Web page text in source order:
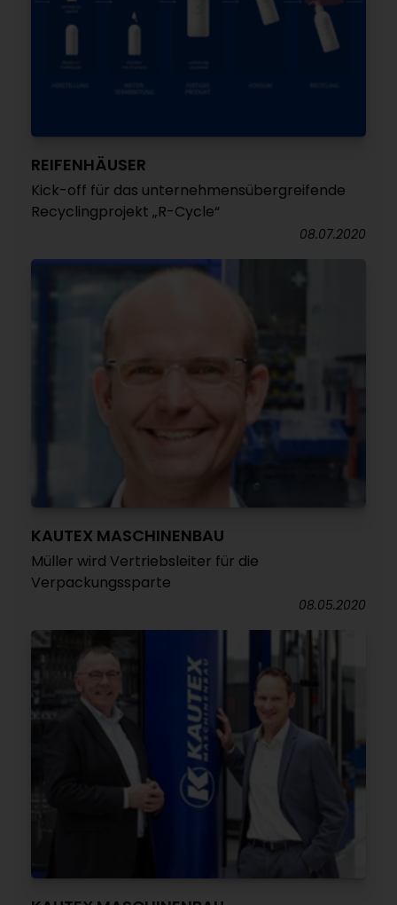
REIFENHÄUSER
Kick-off für das unternehmensübergreifende
Recyclingprojekt „R-Cycle“
08.07.2020
KAUTEX MASCHINENBAU
Müller wird Vertriebsleiter für die
Verpackungssparte
08.05.2020